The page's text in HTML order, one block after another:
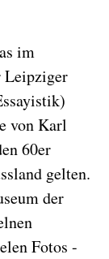
im
Leipziger
von Karl
60er
gelten.
der
Fotos -